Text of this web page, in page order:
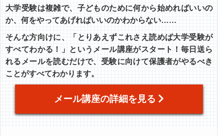
大学受験は複雑で、子どものために何から始めればいいの
か、何をやってあげればいいのかわからない……
そんな方向けに、「とりあえずこれさえ読めば大学受験が
すべてわかる！」というメール講座がスタート！毎日送ら
れるメールを読むだけで、受験に向けて保護者がやるべき
ことがすべてわかります。
メール講座の詳細を見る